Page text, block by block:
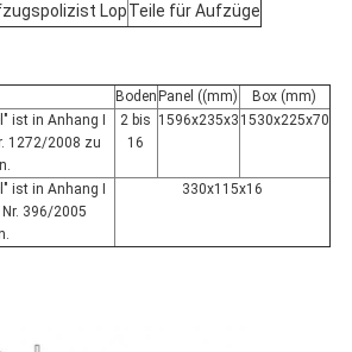
LopTeile für Aufzüge
Boden Panel ((mm)
Box (mm)
ist in Anhang I
1272/2008 zu
2 bis
16
1596x235x3 1530x225x70
ist in Anhang I
Nr. 396/2005
330x115x16